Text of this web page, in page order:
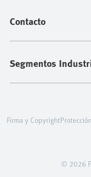
Contacto
Segmentos
© 2026
Firma y Copyright